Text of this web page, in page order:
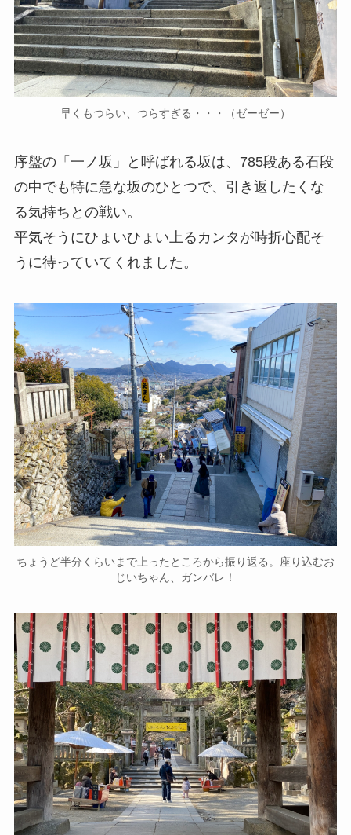
早くもつらい、つらすぎる・・・（ゼーゼー）
序盤の「一ノ坂」と呼ばれる坂は、785段ある石段
の中でも特に急な坂のひとつで、引き返したくな
る気持ちとの戦い。
平気そうにひょいひょい上るカンタが時折心配そ
うに待っていてくれました。
ちょうど半分くらいまで上ったところから振り返る。座り込むお
じいちゃん、ガンバレ！